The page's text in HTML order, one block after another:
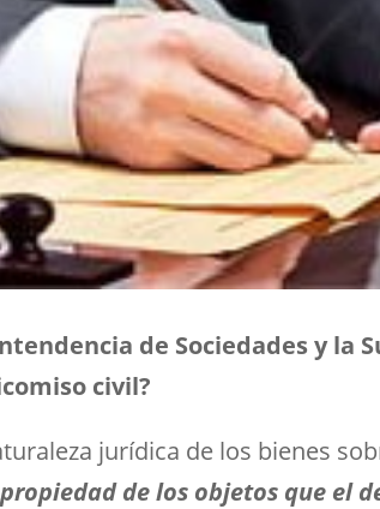
de Sociedades y la
civil?
jurídica de los bienes
de los objetos que el